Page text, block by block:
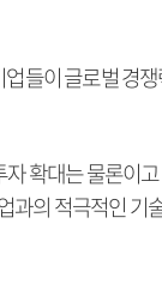
들이 글로벌 경
확대는 물론이
과의 적극적인